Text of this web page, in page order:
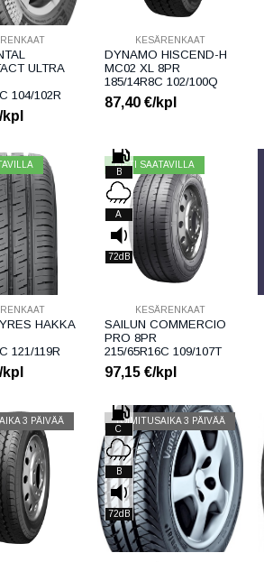
ULTRA
104/102R
KESÄRENKAAT
DYNAMO HISCEND-H
MC02 XL 8PR
185/14R8C 102/100Q
87,40€/kpl
HAKKA
121/119R
HETI SAATAVILLA
B
A
72dB
KESÄRENKAAT
SAILUN COMMERCIO
PRO 8PR
215/65R16C 109/107T
97,15€/kpl
3 PÄIVÄÄ TOIMITUSAIKA 3 PÄIVÄÄ
C
B
72dB